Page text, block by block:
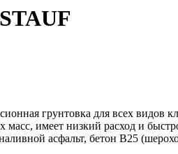
грунтовка для всех
масс, имеет низкий расход и
асфальт, бетон В25